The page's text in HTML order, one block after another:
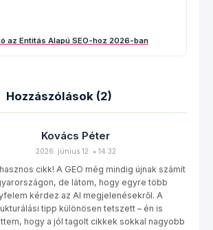
az Entitás Alapú SEO-hoz 2026-ban
Hozzászólások (2)
Kovács Péter
2026. június 12. • 14:32
cikk! A GEO még mindig újnak számít
de látom, hogy egyre több
kérdez az AI megjelenésekről. A
tipp különösen tetszett – én is
hogy a jól tagolt cikkek sokkal nagyobb